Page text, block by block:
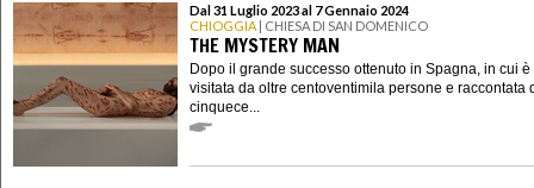
Dal 31 Luglio 2023 al 7 Gennaio 2024
CHIOGGIA | CHIESA DI SAN DOMENICO
THE MYSTERY MAN
Dopo il grande successo ottenuto in Spagna, in cui è
visitata da oltre centoventimila persone e raccontata
cinquece...